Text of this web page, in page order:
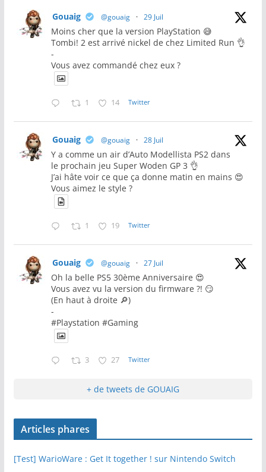
Gouaig @gouaig · 29 Juil
Moins cher que la version PlayStation 😅
Tombi! 2 est arrivé nickel de chez Limited Run 👌
-
Vous avez commandé chez eux ?
1 14 Twitter
Gouaig @gouaig · 28 Juil
Y a comme un air d’Auto Modellista PS2 dans
le prochain jeu Super Woden GP 3 👌
J’ai hâte voir ce que ça donne matin en mains 😍
Vous aimez le style ?
1 19 Twitter
Gouaig @gouaig · 27 Juil
Oh la belle PS5 30ème Anniversaire 😍
Vous avez vu la version du firmware ?! 😏
(En haut à droite 🔎)
-
#Playstation #Gaming
3 27 Twitter
+ de tweets de GOUAIG
Articles phares
[Test] WarioWare : Get It together ! sur Nintendo Switch